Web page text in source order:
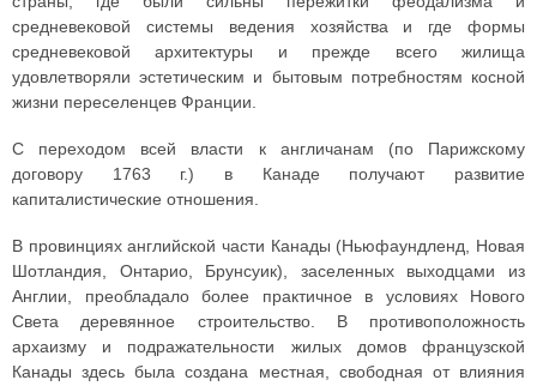
средневековой системы ведения хозяйства и где формы
средневековой архитектуры и прежде всего жилища
удовлетворяли эстетическим и бытовым потребностям косной
жизни переселенцев Франции.
С переходом всей власти к англичанам (по Парижскому
договору 1763 г.) в Канаде получают развитие
капиталистические отношения.
В провинциях английской части Канады (Ньюфаундленд, Новая
Шотландия, Онтарио, Брунсуик), заселенных выходцами из
Англии, преобладало более практичное в условиях Нового
Света деревянное строительство. В противоположность
архаизму и подражательности жилых домов французской
Канады здесь была создана местная, свободная от влияния